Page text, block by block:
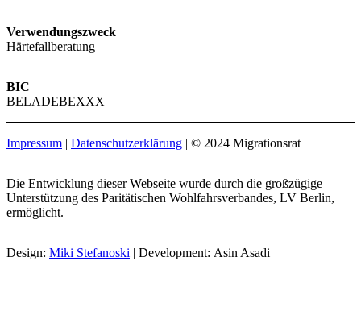
Verwendungszweck
Härtefallberatung
BIC
BELADEBEXXX
Impressum | Datenschutzerklärung | © 2024 Migrationsrat
Die Entwicklung dieser Webseite wurde durch die großzügige
Unterstützung des Paritätischen Wohlfahrsverbandes, LV Berlin,
ermöglicht.
Design: Miki Stefanoski | Development: Asin Asadi